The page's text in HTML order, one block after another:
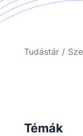
Tudástár /
Témák